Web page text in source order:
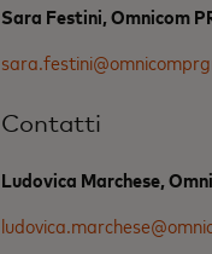
Sara Festini, Omnicom
Contatti
Ludovica Marchese,